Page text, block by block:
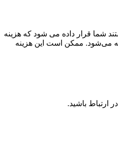
از 3 کیلووات برق استفاده می کند. اگر می‌خواهید نوشیدنی‌های گرم سرو کنید، یک سوکت 3 کیلوواتی در استند شما قرار داده می شود که هزینه
می‌شود. ممکن است این هزینه
در ارتباط باشید.